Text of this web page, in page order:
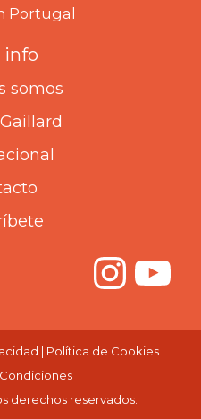
Portugal
info
somos
| Política de Cookies
derechos reservados.